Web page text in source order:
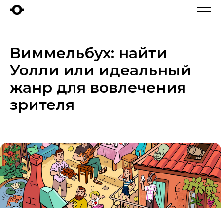
Виммельбух: найти
Уолли или идеальный
жанр для вовлечения
зрителя